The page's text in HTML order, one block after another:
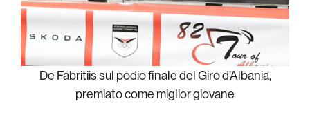
De Fabritiis sul podio finale del Giro d’Albania,
premiato come miglior giovane